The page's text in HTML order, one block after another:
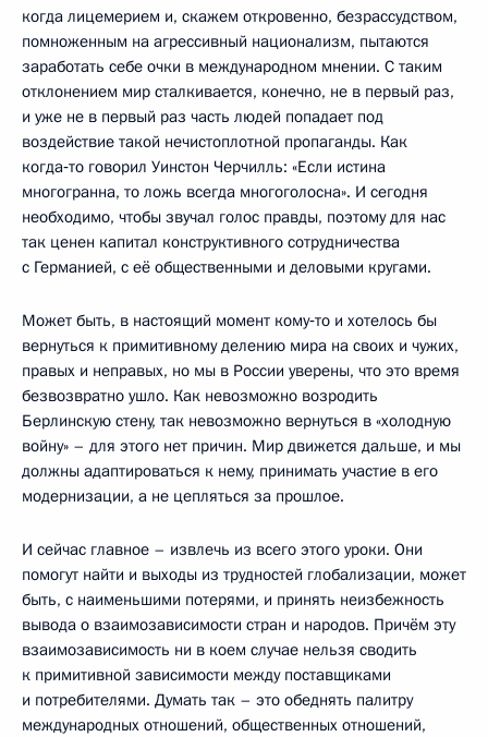
когда лицемерием и, скажем откровенно, безрассудством,
помноженным на агрессивный национализм, пытаются
заработать себе очки в международном мнении. С таким
отклонением мир сталкивается, конечно, не в первый раз,
и уже не в первый раз часть людей попадает под
воздействие такой нечистоплотной пропаганды. Как
когда‑то говорил Уинстон Черчилль: «Если истина
многогранна, то ложь всегда многоголосна». И сегодня
необходимо, чтобы звучал голос правды, поэтому для нас
так ценен капитал конструктивного сотрудничества
с Германией, с её общественными и деловыми кругами.
Может быть, в настоящий момент кому‑то и хотелось бы
вернуться к примитивному делению мира на своих и чужих,
правых и неправых, но мы в России уверены, что это время
безвозвратно ушло. Как невозможно возродить
Берлинскую стену, так невозможно вернуться в «холодную
войну» – для этого нет причин. Мир движется дальше, и мы
должны адаптироваться к нему, принимать участие в его
модернизации, а не цепляться за прошлое.
И сейчас главное – извлечь из всего этого уроки. Они
помогут найти и выходы из трудностей глобализации, может
быть, с наименьшими потерями, и принять неизбежность
вывода о взаимозависимости стран и народов. Причём эту
взаимозависимость ни в коем случае нельзя сводить
к примитивной зависимости между поставщиками
и потребителями. Думать так – это обеднять палитру
международных отношений, общественных отношений,